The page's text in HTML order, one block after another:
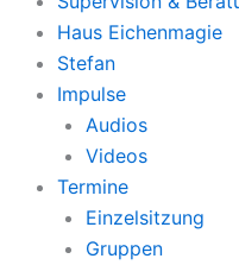
Haus Eichenmagie
Stefan
Impulse
Audios
Videos
Termine
Einzelsitzung
Gruppen